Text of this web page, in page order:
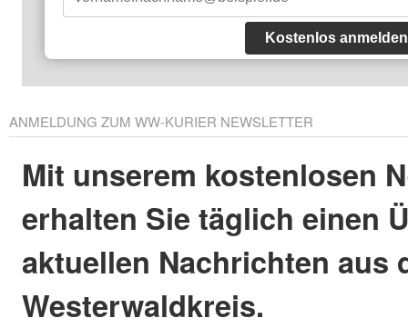
Kostenlos anmelden
ANMELDUNG ZUM WW-KURIER NEWSLETTER
Mit unserem kostenlosen
erhalten Sie täglich einen
aktuellen Nachrichten aus
Westerwaldkreis.